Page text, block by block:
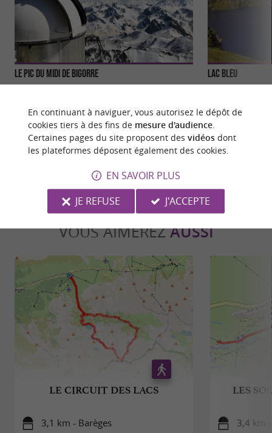
Le Pic Du Midi De Bigorre
Pyrénées ...
2,6 km - Bagnères-de-Bigorre
Lac Bleu
profond ...
5,2 km -
VOUS AIMEREZAUSSI
LE CIRCUIT DES LACS
3,1 km - Barèges
LES
3,4 km
En continuant à naviguer, vous autorisez le dépôt de
cookies tiers à des fins de mesure d'audience.
Certaines pages du site proposent des vidéosdont
les plateformes déposent également des cookies.
EN SAVOIR PLUS
JE REFUSE
J'ACCEPTE